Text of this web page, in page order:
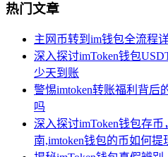
热门文章
主网币转到im钱包全流程
深入探讨imToken钱包
少天到账
警惕imtoken转账福利背后
吗
深入探讨imToken钱包存
南,imtoken钱包的币如何提